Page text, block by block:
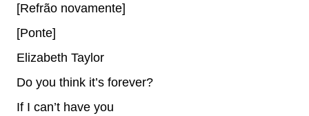
[Refrão novamente]
[Ponte]
Elizabeth Taylor
Do you think it’s forever?
If I can’t have you